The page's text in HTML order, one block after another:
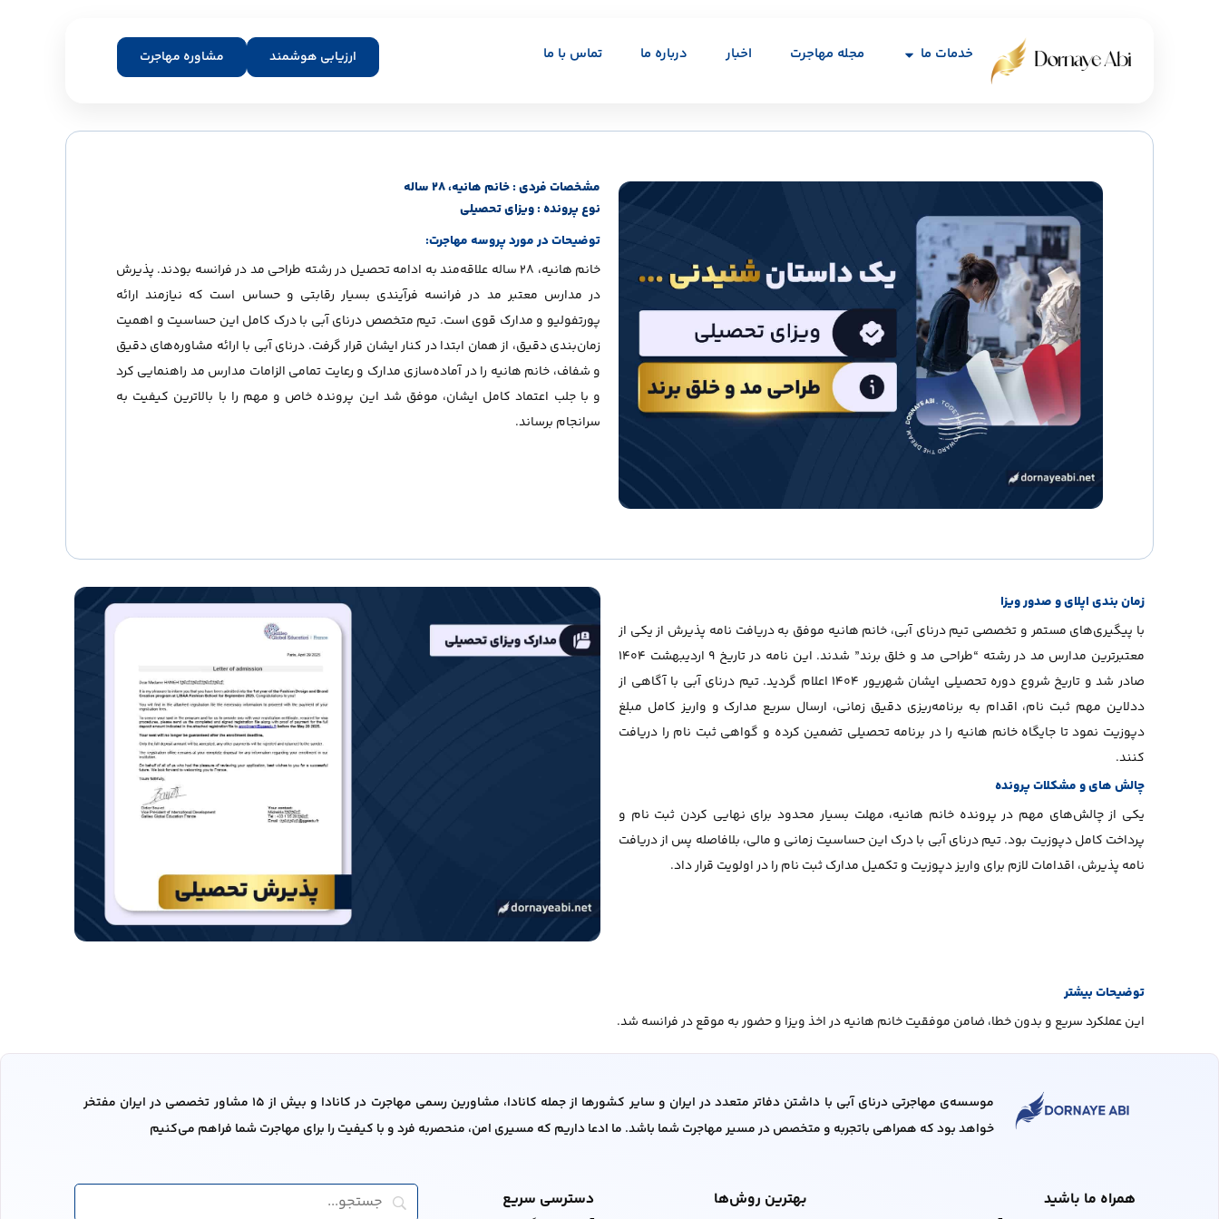
خدمات ما مجله مهاجرت اخبار درباره ما تماس با ما ارزیابی هوشمند مشاوره مهاجرت
مشخصات فردی : خانم هانیه، 28 ساله
نوع پرونده :ویزای تحصیلی
توضیحات در مورد پروسه مهاجرت:
خانم هانیه، ۲۸ ساله علاقه‌مند به ادامه تحصیل در رشته طراحی مد در فرانسه بودند. پذیرش
در مدارس معتبر مد در فرانسه فرآیندی بسیار رقابتی و حساس است که نیازمند ارائه
پورتفولیو و مدارک قوی است. تیم متخصص درنای آبی با درک کامل این حساسیت و اهمیت
زمان‌بندی دقیق، از همان ابتدا در کنار ایشان قرار گرفت. درنای آبی با ارائه مشاوره‌های دقیق
و شفاف، خانم هانیه را در آماده‌سازی مدارک و رعایت تمامی الزامات مدارس مد راهنمایی کرد
و با جلب اعتماد کامل ایشان، موفق شد این پرونده خاص و مهم را با بالاترین کیفیت به
سرانجام برساند.
زمان بندی اپلای و صدور ویزا
با پیگیری‌های مستمر و تخصصی تیم درنای آبی، خانم هانیه موفق به دریافت نامه پذیرش از یکی از
معتبرترین مدارس مد در رشته “طراحی مد و خلق برند” شدند. این نامه در تاریخ ۹ اردیبهشت ۱۴۰۴
صادر شد و تاریخ شروع دوره تحصیلی ایشان شهریور ۱۴۰۴ اعلام گردید. تیم درنای آبی با آگاهی از
ددلاین مهم ثبت نام، اقدام به برنامه‌ریزی دقیق زمانی، ارسال سریع مدارک و واریز کامل مبلغ
دپوزیت نمود تا جایگاه خانم هانیه را در برنامه تحصیلی تضمین کرده و گواهی ثبت نام را دریافت
کنند.
چالش های و مشکلات پرونده
یکی از چالش‌های مهم در پرونده خانم هانیه، مهلت بسیار محدود برای نهایی کردن ثبت نام و
پرداخت کامل دپوزیت بود. تیم درنای آبی با درک این حساسیت زمانی و مالی، بلافاصله پس از دریافت
نامه پذیرش، اقدامات لازم برای واریز دپوزیت و تکمیل مدارک ثبت نام را در اولویت قرار داد.
توضیحات بیشتر
این عملکرد سریع و بدون خطا، ضامن موفقیت خانم هانیه در اخذ ویزا و حضور به موقع در فرانسه شد.
موسسه‌ی مهاجرتی درنای آبی با داشتن دفاتر متعدد در ایران و سایر کشور‌ها از جمله کانادا، مشاورین رسمی مهاجرت در کانادا و بیش از 15 مشاور تخصصی در ایران مفتخر
خواهد بود که همراهی باتجربه و متخصص در مسیر مهاجرت شما باشد. ما ادعا داریم که مسیری امن، منحصربه فرد و با کیفیت را برای مهاجرت شما فراهم می‌کنیم
همراه ما باشید بهترین روش‌ها دسترسی سریع